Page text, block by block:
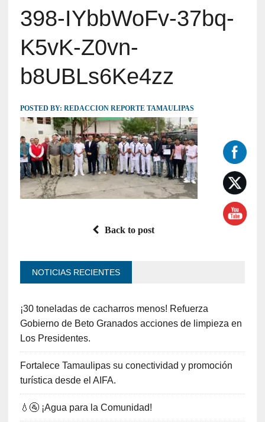
398-IYbbWoFv-37bq-
K5vK-Z0vn-
b8UBLs6Ke4zz
POSTED BY: REDACCION REPORTE TAMAULIPAS
Back to post
NOTICIAS RECIENTES
¡30 toneladas de cacharros menos! Refuerza
Gobierno de Beto Granados acciones de limpieza en
Los Presidentes.
Fortalece Tamaulipas su conectividad y promoción
turística desde el AIFA.
💧🚰 ¡Agua para la Comunidad!